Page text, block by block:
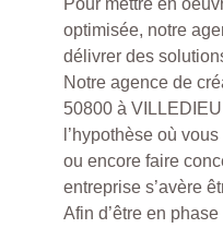
Pour mettre en
optimisée, notre
délivrer des
Notre agence de
50800 à
l’hypothèse où
ou encore faire
entreprise s’avère
Afin d’être en